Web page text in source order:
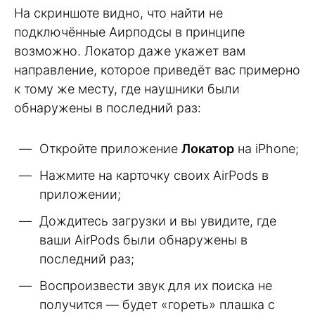
На скриншоте видно, что найти не
подключённые Аирподсы в принципе
возможно. Локатор даже укажет вам
направление, которое приведёт вас примерно
к тому же месту, где наушники были
обнаружены в последний раз:
Откройте приложение Локатор на iPhone;
Нажмите на карточку своих AirPods в
приложении;
Дождитесь загрузки и вы увидите, где
ваши AirPods были обнаружены в
последний раз;
Воспроизвести звук для их поиска не
получится — будет «гореть» плашка с